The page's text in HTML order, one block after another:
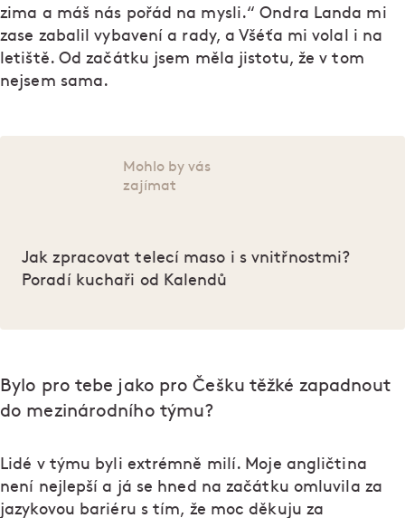
zima a máš nás pořád na mysli.“ Ondra Landa mi
zase zabalil vybavení a rady, a Všéťa mi volal i na
letiště. Od začátku jsem měla jistotu, že v tom
nejsem sama.
Mohlo by vás
zajímat
Jak zpracovat telecí maso i s vnitřnostmi?
Poradí kuchaři od Kalendů
Bylo pro tebe jako pro Češku těžké zapadnout
do mezinárodního týmu?
Lidé v týmu byli extrémně milí. Moje angličtina
není nejlepší a já se hned na začátku omluvila za
jazykovou bariéru s tím, že moc děkuju za